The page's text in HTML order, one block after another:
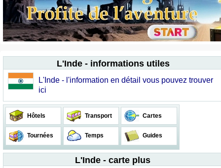
L'Inde - informations utiles
L'Inde - l'information en détail vous pouvez trouver
ici
Hôtels Transport Cartes
Tournées Temps Guides
L'Inde - carte plus